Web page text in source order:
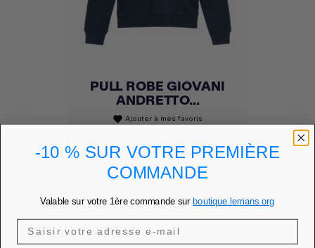
PULL ROBE GIOVANI
ANDRETTO...
favorite Ajouter à mes favoris
Prix
99,00 €
PRIX MEMBRE 84,15 €
DÉCOUVRIR
-10 % SUR VOTRE PREMIÈRE
COMMANDE
Valable sur votre 1ère commande sur boutique.lemans.org